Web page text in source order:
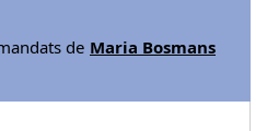
de Maria Bosmans